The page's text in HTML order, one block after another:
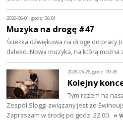
2026-06-01, godz. 06:01
Muzyka na drogę #47
Ścieżka dźwiękowa na drogę do pracy
daleko. Nowa muzyka, na którą można
2026-05-26, godz. 09:26
Kolejny
Tym razem na
Zespół Sloggi związany jest ze
Zapraszam w środę po godz. 22.00. »